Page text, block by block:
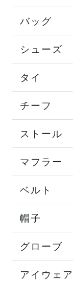
バッグ
シューズ
タイ
チーフ
ストール
マフラー
ベルト
帽子
グローブ
アイウェア